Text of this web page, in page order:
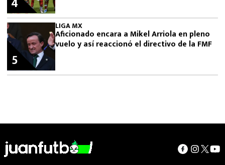
LIGA MX
Aficionado encara a Mikel Arriola en pleno
vuelo y así reaccionó el directivo de la FMF
5